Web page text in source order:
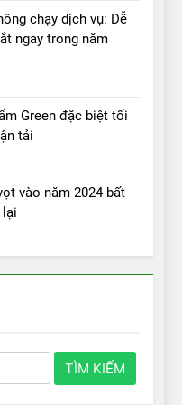
chạy dịch vụ: Dễ
ngay trong năm
Green đặc biệt tối
tải
vào năm 2024 bất
lại